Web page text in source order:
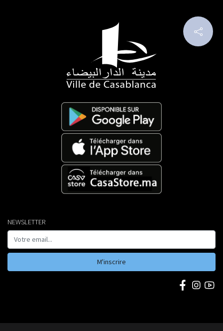
NEWSLETTER
M'inscrire